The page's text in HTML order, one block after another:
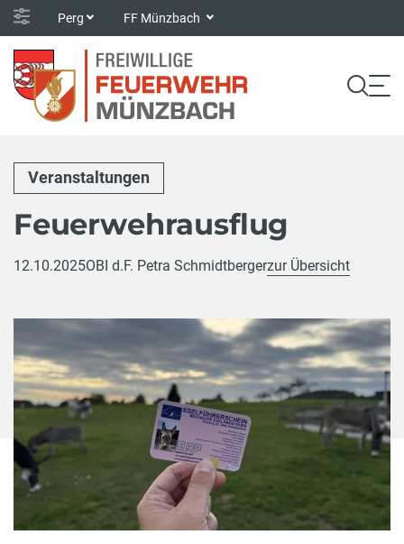
Perg FF Münzbach
Veranstaltungen
Feuerwehrausflug
12.10.2025OBI d.F. Petra Schmidtbergerzur Übersicht